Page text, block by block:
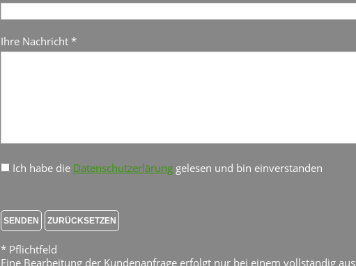
Ihre Nachricht *
Ich habe die Datenschutzerlärunggelesen und bin einverstanden
* Pflichtfeld
Eine Bearbeitung der Kundenanfrage erfolgt nur bei einem vollständig